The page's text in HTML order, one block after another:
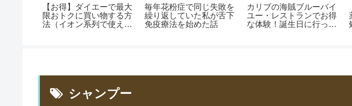
【お得】ダイエーで最大
限おトクに買い物する方
法（イオン系列で使え
毎年花粉症で同じ失敗を
繰り返していた私が舌下
免疫療法を始めた話
カリブの海賊ブルーバイ
ユー・レストランでお得
な体験！誕生日に行った
シャンプー